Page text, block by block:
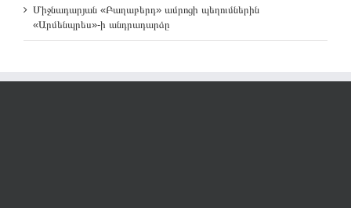
Միջնադարյան «Բաղաբերդ» ամրոցի պեղումներին
«Արմենպրես»-ի անդրադարձը